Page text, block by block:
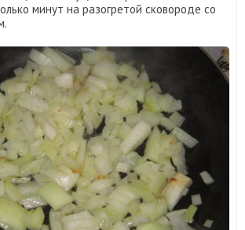
минут на разогретой сковороде со